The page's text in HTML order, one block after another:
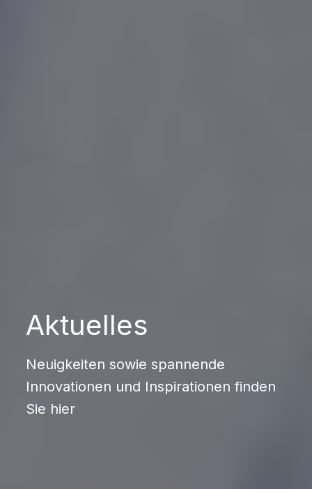
Aktuelles
Neuigkeiten sowie spannende
Innovationen und Inspirationen finden
Sie hier